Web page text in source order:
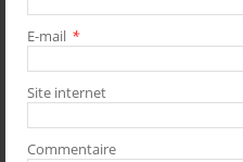
E-mail *
Site internet
Commentaire